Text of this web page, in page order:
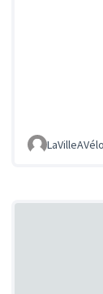
LaVilleAVélo